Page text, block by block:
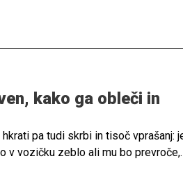
kako ga obleči in
pa tudi skrbi in tisoč vprašanj:
v vozičku zeblo ali mu bo prevroče,